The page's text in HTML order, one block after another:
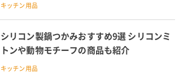
キッチン用品
シリコン製鍋つかみおすすめ9選 シリコンミ
トンや動物モチーフの商品も紹介
キッチン用品